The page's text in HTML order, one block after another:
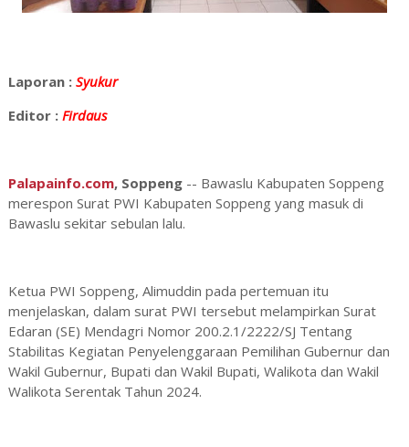
Laporan : Syukur
Editor : Firdaus
Palapainfo.com, Soppeng-- Bawaslu Kabupaten Soppeng
merespon Surat PWI Kabupaten Soppeng yang masuk di
Bawaslu sekitar sebulan lalu.
Ketua PWI Soppeng, Alimuddin pada pertemuan itu
menjelaskan, dalam surat PWI tersebut melampirkan Surat
Edaran (SE) Mendagri Nomor 200.2.1/2222/SJ Tentang
Stabilitas Kegiatan Penyelenggaraan Pemilihan Gubernur dan
Wakil Gubernur, Bupati dan Wakil Bupati, Walikota dan Wakil
Walikota Serentak Tahun 2024.